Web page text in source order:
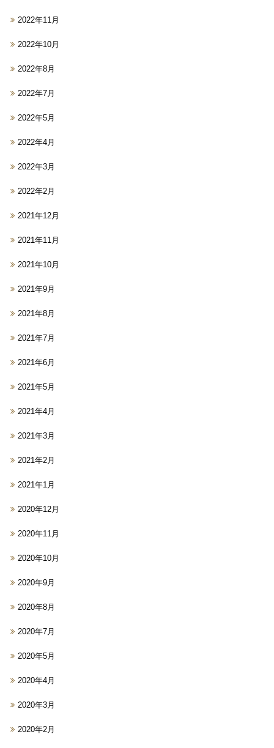
2022年11月
2022年10月
2022年8月
2022年7月
2022年5月
2022年4月
2022年3月
2022年2月
2021年12月
2021年11月
2021年10月
2021年9月
2021年8月
2021年7月
2021年6月
2021年5月
2021年4月
2021年3月
2021年2月
2021年1月
2020年12月
2020年11月
2020年10月
2020年9月
2020年8月
2020年7月
2020年5月
2020年4月
2020年3月
2020年2月